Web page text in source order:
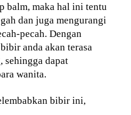
balm, maka hal ini tentu
dan juga mengurangi
pecah. Dengan
anda akan terasa
sehingga dapat
wanita.
bibir ini,